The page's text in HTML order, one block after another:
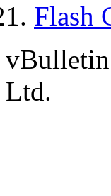
Flash
Ltd.